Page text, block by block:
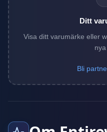
Ditt
Visa ditt varumärke eller
Bli